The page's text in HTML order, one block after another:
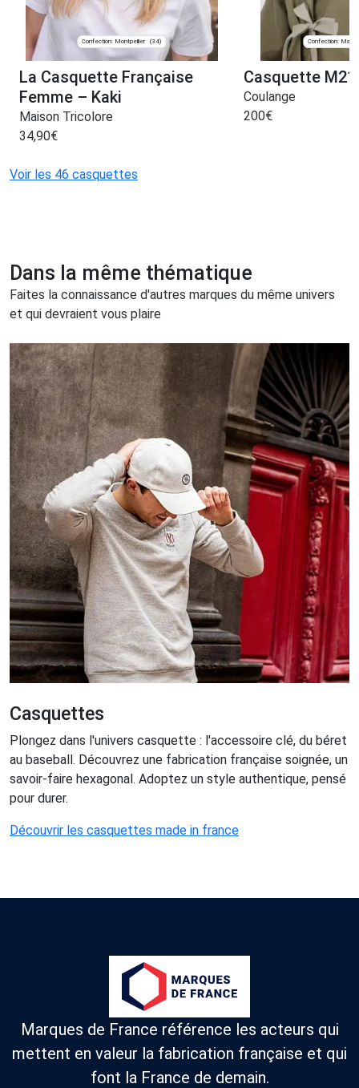
Confection: Montpellier (34)
La Casquette Française
Femme – Kaki
Maison Tricolore
34,90€
Confection:
Casquette M21
Coulange
200€
Voir les 46 casquettes
Dans la même thématique
Faites la connaissance d'autres marques du même univers
et qui devraient vous plaire
Casquettes
Plongez dans l'univers casquette : l'accessoire clé, du béret
au baseball. Découvrez une fabrication française soignée, un
savoir-faire hexagonal. Adoptez un style authentique, pensé
pour durer.
Découvrir les casquettes made in france
Marques de France référence les acteurs qui
mettent en valeur la fabrication française et qui
font la France de demain.